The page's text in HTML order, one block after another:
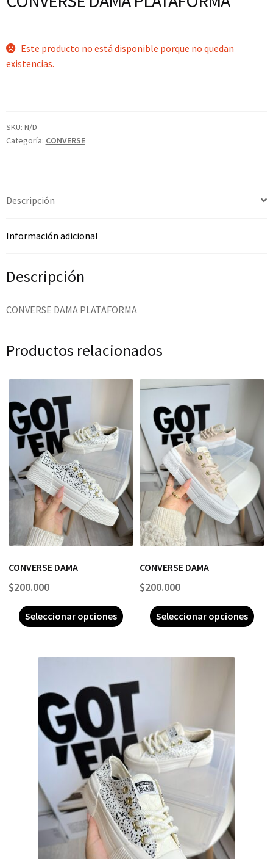
Este producto no está disponible porque no quedan
existencias.
SKU: N/D
Categoría: CONVERSE
Descripción
Información adicional
Descripción
CONVERSE DAMA PLATAFORMA
Productos relacionados
CONVERSE DAMA
$200.000
Seleccionar opciones
CONVERSE DAMA
$200.000
Seleccionar opciones